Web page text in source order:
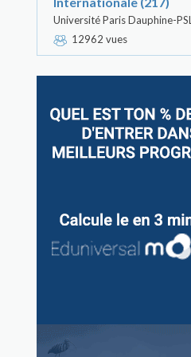
Université Paris Dauphine-PSL
12962 vues